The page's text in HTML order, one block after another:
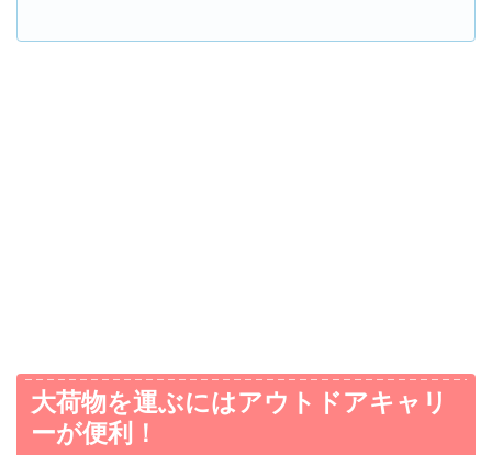
大荷物を運ぶにはアウトドアキャリ
ーが便利！